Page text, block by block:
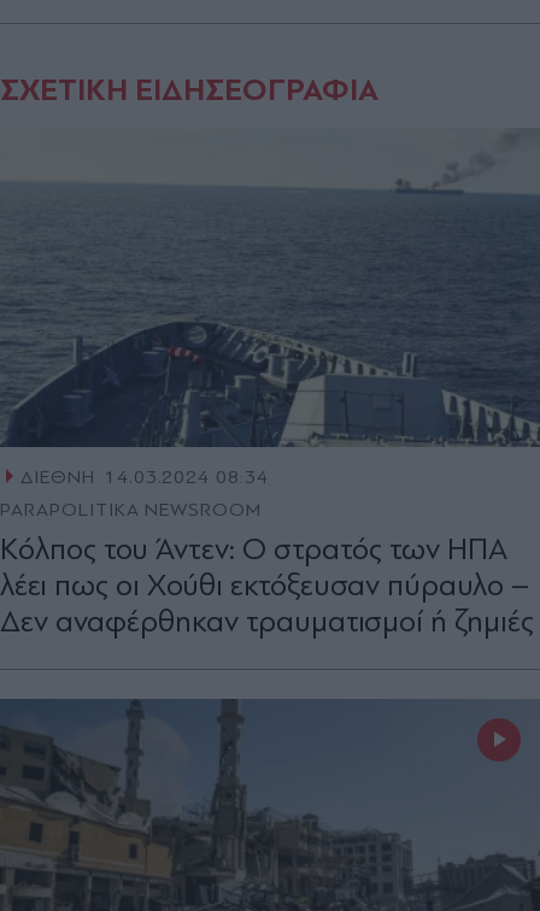
ΣΧΕΤΙΚΗ ΕΙΔΗΣΕΟΓΡΑΦΙΑ
ΔΙΕΘΝΗ
14.03.2024 08:34
PARAPOLITIKA NEWSROOM
Kόλπος του Άντεν: Ο στρατός των ΗΠΑ
λέει πως οι Χούθι εκτόξευσαν πύραυλο –
Δεν αναφέρθηκαν τραυματισμοί ή ζημιές